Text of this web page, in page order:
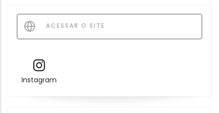
ACESSAR O SITE
Instagram